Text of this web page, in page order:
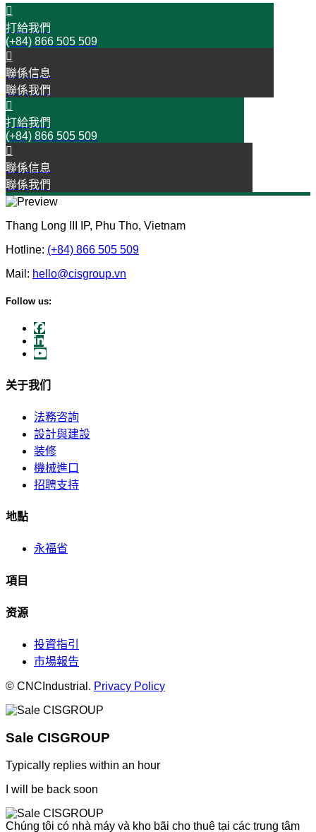
打給我們
(+84) 866 505 509
聯係信息
聯係我們
打給我們
(+84) 866 505 509
聯係信息
聯係我們
Thang Long III IP, Phu Tho, Vietnam
Hotline: (+84) 866 505 509
Mail: hello@cisgroup.vn
Follow us:
关于我们
法務咨詢
設計與建設
装修
機械進口
招聘支持
地點
永福省
項目
资源
投資指引
市場報告
© CNCIndustrial. Privacy Policy
Sale CISGROUP
Typically replies within an hour
I will be back soon
Chúng tôi có nhà máy và kho bãi cho thuê tại các trung tâm